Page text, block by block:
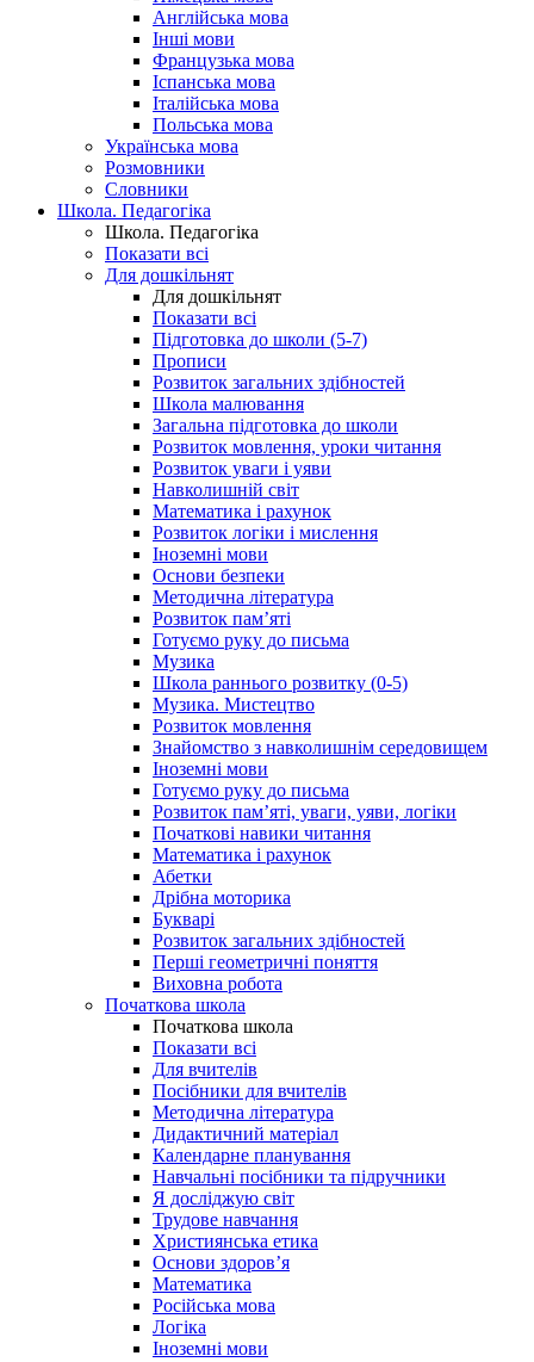
Англійська мова
Інші мови
Французька мова
Іспанська мова
Італійська мова
Польська мова
Українська мова
Розмовники
Словники
Школа. Педагогіка
Школа. Педагогіка
Показати всі
Для дошкільнят
Для дошкільнят
Показати всі
Підготовка до школи (5-7)
Прописи
Розвиток загальних здібностей
Школа малювання
Загальна підготовка до школи
Розвиток мовлення, уроки читання
Розвиток уваги і уяви
Навколишній світ
Математика і рахунок
Розвиток логіки і мислення
Іноземні мови
Основи безпеки
Методична література
Розвиток пам’яті
Готуємо руку до письма
Музика
Школа раннього розвитку (0-5)
Музика. Мистецтво
Розвиток мовлення
Знайомство з навколишнім середовищем
Іноземні мови
Готуємо руку до письма
Розвиток пам’яті, уваги, уяви, логіки
Початкові навики читання
Математика і рахунок
Абетки
Дрібна моторика
Букварі
Розвиток загальних здібностей
Перші геометричні поняття
Виховна робота
Початкова школа
Початкова школа
Показати всі
Для вчителів
Посібники для вчителів
Методична література
Дидактичний матеріал
Календарне планування
Навчальні посібники та підручники
Я досліджую світ
Трудове навчання
Християнська етика
Основи здоров’я
Математика
Російська мова
Логіка
Іноземні мови